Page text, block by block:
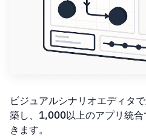
ビジュアルシナリオエディタ
築し、1,000以上のアプリ統
きます。